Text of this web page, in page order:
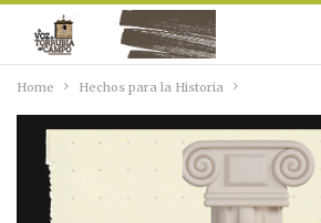
Home Hechos para la Historia